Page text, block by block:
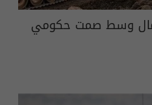
وسط صمت حكومي